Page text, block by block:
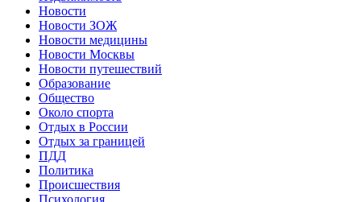
Новости
Новости ЗОЖ
Новости медицины
Новости Москвы
Новости путешествий
Образование
Общество
Около спорта
Отдых в России
Отдых за границей
ПДД
Политика
Происшествия
Психология